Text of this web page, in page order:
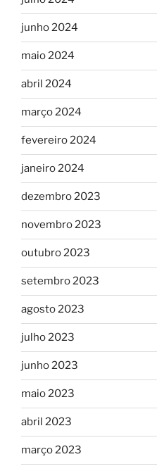
junho 2024
maio 2024
abril 2024
março 2024
fevereiro 2024
janeiro 2024
dezembro 2023
novembro 2023
outubro 2023
setembro 2023
agosto 2023
julho 2023
junho 2023
maio 2023
abril 2023
março 2023